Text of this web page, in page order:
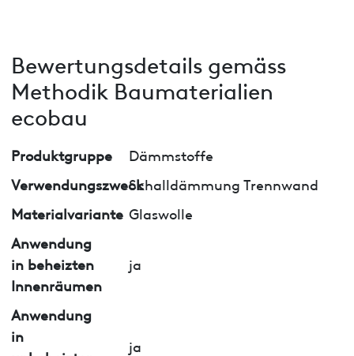
Bewertungsdetails gemäss
Methodik Baumaterialien
ecobau
Produktgruppe
Dämmstoffe
VerwendungszweckSchalldämmung Trennwand
Materialvariante Glaswolle
Anwendung
in beheizten
Innenräumen
ja
Anwendung
in
ja